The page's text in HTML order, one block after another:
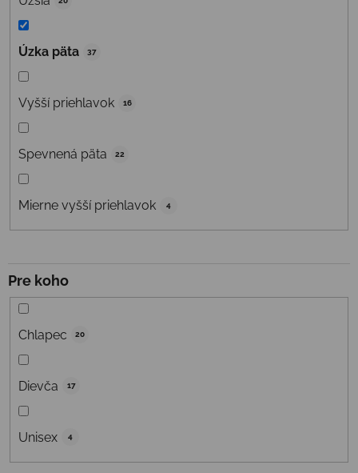
Úzka päta 37
Vyšší priehlavok 16
Spevnená päta 22
Mierne vyšší priehlavok 4
Pre koho
Chlapec 20
Dievča 17
Unisex 4